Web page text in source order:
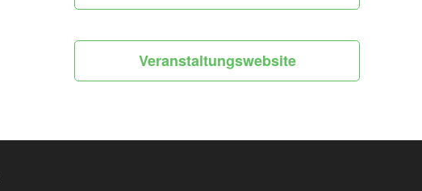
Veranstaltungswebsite